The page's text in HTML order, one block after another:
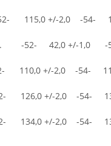
115,0 +/-2,0 -54-
/ см.. -52- 42,0
110,0 +/-2,0 -54-
126,0 +/-2,0 -54-
134,0 +/-2,0 -54-